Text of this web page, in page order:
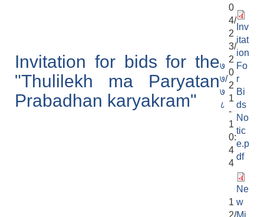
Invitation for bids for the
"Thulilekh ma Paryatan
Prabadhan karyakram"
७
७/
७
८
0
4/
2
3/
2
0
2
1
-
1
0:
4
4
Inv
itat
ion
Fo
r
Bi
ds
No
tic
e.p
df
1
2/
Ne
w
Mi